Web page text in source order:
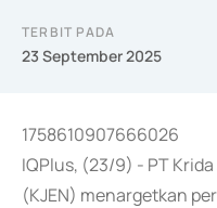
TERBIT PADA
23 September 2025
1758610907666026
IQPlus, (23/9) - PT
(KJEN) menargetkan